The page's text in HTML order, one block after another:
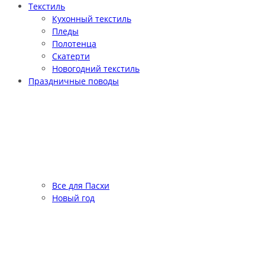
Текстиль
Кухонный текстиль
Пледы
Полотенца
Скатерти
Новогодний текстиль
Праздничные поводы
Все для Пасхи
Новый год